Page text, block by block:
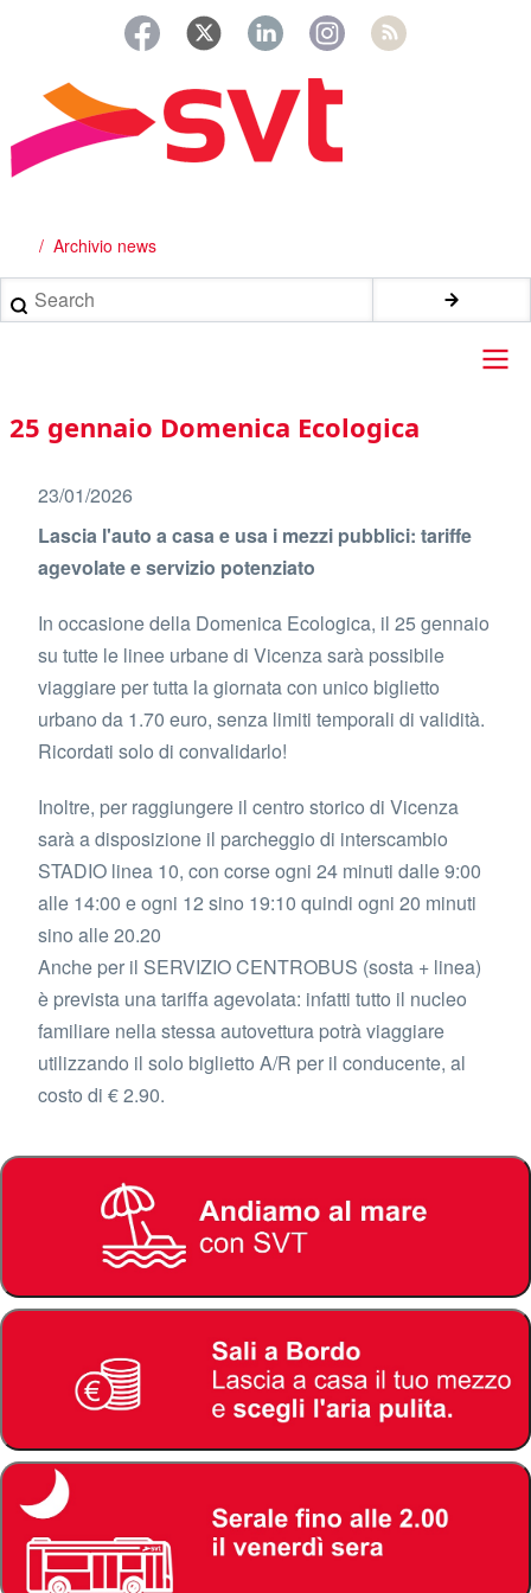
principale
Briciole
di
pane
Archivio news
Search
Main
navigation
25 gennaio Domenica Ecologica
23/01/2026
Lascia l'auto a casa e usa i mezzi pubblici: tariffe
agevolate e servizio potenziato
In occasione della Domenica Ecologica, il 25 gennaio
su tutte le linee urbane di Vicenza sarà possibile
viaggiare per tutta la giornata con unico biglietto
urbano da 1.70 euro, senza limiti temporali di validità.
Ricordati solo di convalidarlo!
Inoltre, per raggiungere il centro storico di Vicenza
sarà a disposizione il parcheggio di interscambio
STADIO linea 10, con corse ogni 24 minuti dalle 9:00
alle 14:00 e ogni 12 sino 19:10 quindi ogni 20 minuti
sino alle 20.20
Anche per il SERVIZIO CENTROBUS (sosta + linea)
è prevista una tariffa agevolata: infatti tutto il nucleo
familiare nella stessa autovettura potrà viaggiare
utilizzando il solo biglietto A/R per il conducente, al
costo di € 2.90.